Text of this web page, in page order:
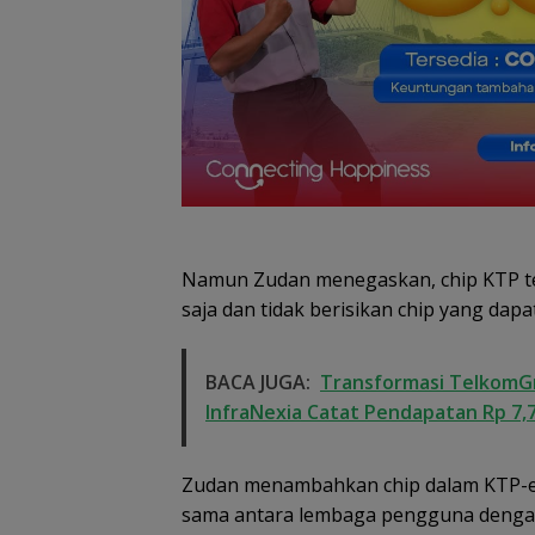
Namun Zudan menegaskan, chip KTP
saja dan tidak berisikan chip yang
BACA JUGA: Transformasi
InfraNexia Catat Pendapatan Rp
Zudan menambahkan chip dalam
sama antara lembaga pengguna